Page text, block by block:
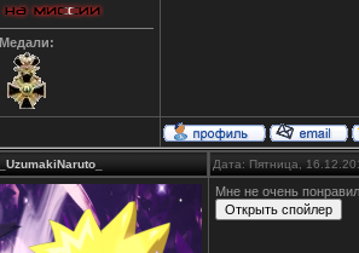
Медали:
_UzumakiNaruto_ Дата: Пятница,
Мне не очень